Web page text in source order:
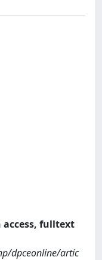
access, fulltext
dpceonline/artic